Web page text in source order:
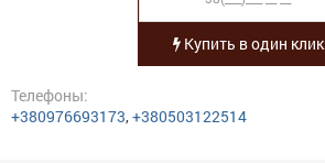
Купить в один клик
Телефоны:
+380976693173,+380503122514